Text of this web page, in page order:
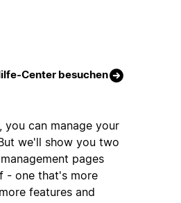
Center besuchen
you can manage your
we'll show you two
pages
- one that's more
features and